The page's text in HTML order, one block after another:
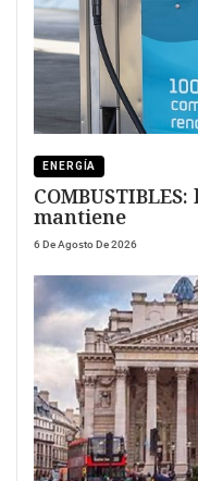
ENERGÍA
mantiene
6 De Agosto De 2026